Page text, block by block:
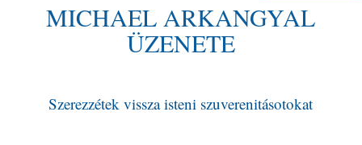
MICHAEL ARKANGYAL ÜZENETE
MICHAEL ARKANGYAL
ÜZENETE
Szerezzétek vissza isteni szuverenitásotokat